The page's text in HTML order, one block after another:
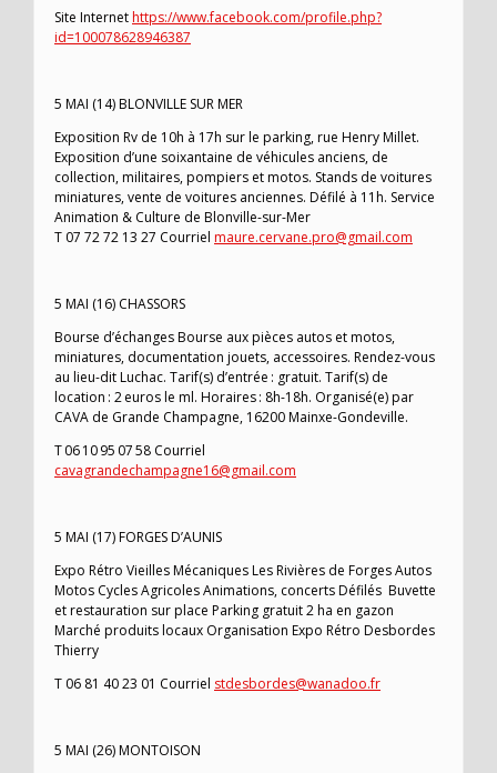
Site Internethttps://www.facebook.com/profile.php?
id=100078628946387
5 MAI (14) BLONVILLE SUR MER
Exposition Rv de 10h à 17h sur le parking, rue Henry Millet.
Exposition d’une soixantaine de véhicules anciens, de
collection, militaires, pompiers et motos. Stands de voitures
miniatures, vente de voitures anciennes. Défilé à 11h. Service
Animation & Culture de Blonville-sur-Mer
T 07 72 72 13 27 Courriel maure.cervane.pro@gmail.com
5 MAI (16) CHASSORS
Bourse d’échanges Bourse aux pièces autos et motos,
miniatures, documentation jouets, accessoires. Rendez-vous
au lieu-dit Luchac. Tarif(s) d’entrée : gratuit. Tarif(s) de
location : 2 euros le ml. Horaires : 8h-18h. Organisé(e) par
CAVA de Grande Champagne, 16200 Mainxe-Gondeville.
T 06 10 95 07 58 Courriel
cavagrandechampagne16@gmail.com
5 MAI (17) FORGES D’AUNIS
Expo Rétro Vieilles Mécaniques Les Rivières de Forges Autos
Motos Cycles Agricoles Animations, concerts Défilés Buvette
et restauration sur place Parking gratuit 2 ha en gazon
Marché produits locaux Organisation Expo Rétro Desbordes
Thierry
T 06 81 40 23 01 Courriel stdesbordes@wanadoo.fr
5 MAI (26) MONTOISON